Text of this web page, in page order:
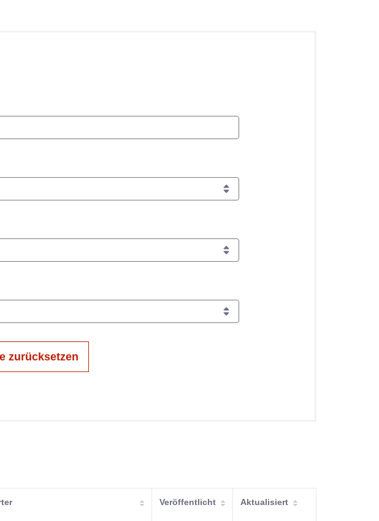
zurücksetzen
Veröffentlicht Aktualisiert